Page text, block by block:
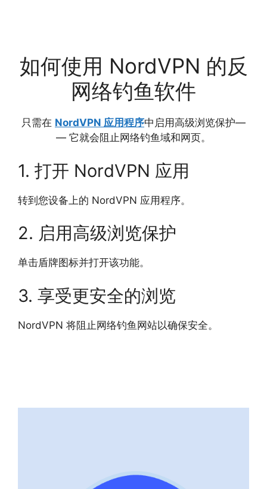
如何使用 NordVPN 的反
网络钓鱼软件
只需在 NordVPN 应用程序中启用高级浏览保护—
— 它就会阻止网络钓鱼域和网页。
1. 打开 NordVPN 应用
转到您设备上的 NordVPN 应用程序。
2. 启用高级浏览保护
单击盾牌图标并打开该功能。
3. 享受更安全的浏览
NordVPN 将阻止网络钓鱼网站以确保安全。